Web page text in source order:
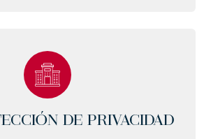
DE PRIVACIDAD